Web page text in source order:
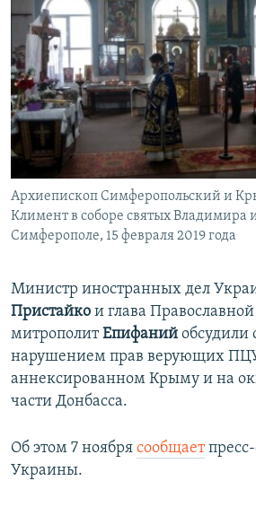
ПРОПАВШИЕ БЕЗ ВЕСТИ
ПОБЕДИТЕЛЕЙ НЕ СУДЯТ?
КРЫМ.НЕПОКОРЕННЫЙ
ELIFBE
УКРАИНСКАЯ ПРОБЛЕМА КРЫМА
ПРИСОЕДИНЯЙТЕСЬ!
Все сайты RFE/RL
Архиепископ Симферопольский и
Климент в соборе святых Владимира
Симферополе, 15 февраля 2019 года
Министр иностранных дел
Пристайко и глава
митрополитЕпифаний обсудили
нарушением прав верующих
аннексированном Крыму и на
части Донбасса.
Об этом 7 ноября сообщает
Украины.